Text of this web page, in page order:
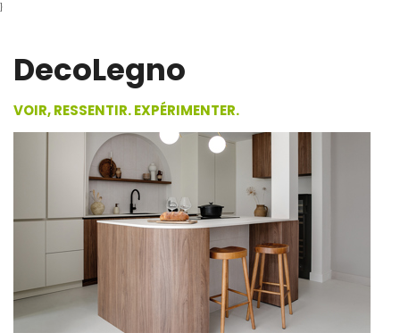
}
DecoLegno
VOIR, RESSENTIR. EXPÉRIMENTER.